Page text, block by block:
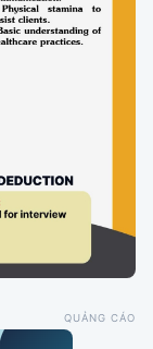
QUẢNG CÁO